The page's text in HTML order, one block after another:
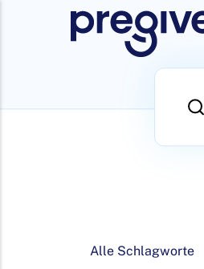
Alle Schlagworte